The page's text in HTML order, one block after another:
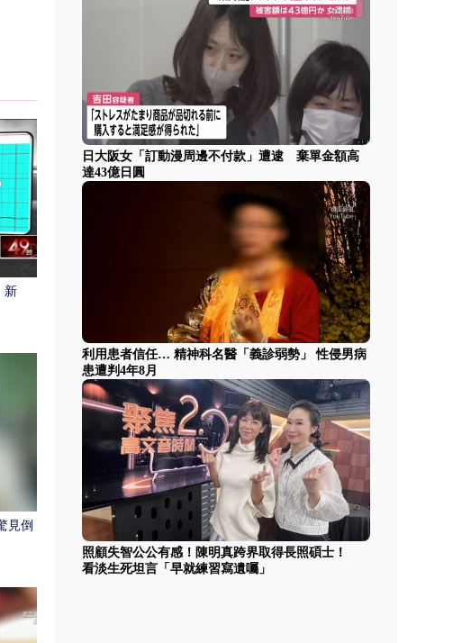
新
見倒
日大阪女「訂動漫周邊不付款」遭逮 棄單金額高
達43億日圓
利用患者信任… 精神科名醫「義診弱勢」 性侵男病
患遭判4年8月
照顧失智公公有感！陳明真跨界取得長照碩士！
看淡生死坦言「早就練習寫遺囑」